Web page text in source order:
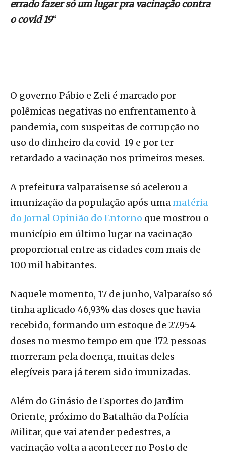
errado fazer só um lugar pra vacinação contra
o covid 19“
O governo Pábio e Zeli é marcado por
polêmicas negativas no enfrentamento à
pandemia, com suspeitas de corrupção no
uso do dinheiro da covid-19 e por ter
retardado a vacinação nos primeiros meses.
A prefeitura valparaisense só acelerou a
imunização da população após umamatéria
do Jornal Opinião do Entorno que mostrou o
município em último lugar na vacinação
proporcional entre as cidades com mais de
100 mil habitantes.
Naquele momento, 17 de junho, Valparaíso só
tinha aplicado 46,93% das doses que havia
recebido, formando um estoque de 27.954
doses no mesmo tempo em que 172 pessoas
morreram pela doença, muitas deles
elegíveis para já terem sido imunizadas.
Além do Ginásio de Esportes do Jardim
Oriente, próximo do Batalhão da Polícia
Militar, que vai atender pedestres, a
vacinação volta a acontecer no Posto de